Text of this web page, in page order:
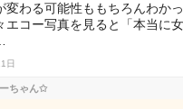
変わる可能性ももちろんわか
エコー写真を見ると「本当に
日
ちゃん✩